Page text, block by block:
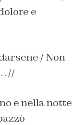
e
/ Non
//
e nella notte